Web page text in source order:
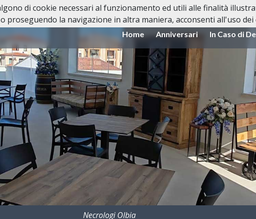
Home Anniversari In Caso di
Necrologi Olbia
di cookie necessari al funzionamento ed utili alle finalità
proseguendo la navigazione in altra maniera, acconsenti all'uso dei